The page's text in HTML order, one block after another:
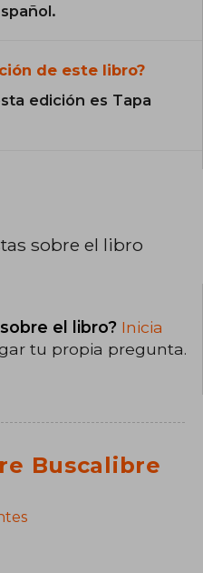
de este libro?
edición es Tapa
sobre el libro
el libro? Inicia
tu propia pregunta.
Buscalibre